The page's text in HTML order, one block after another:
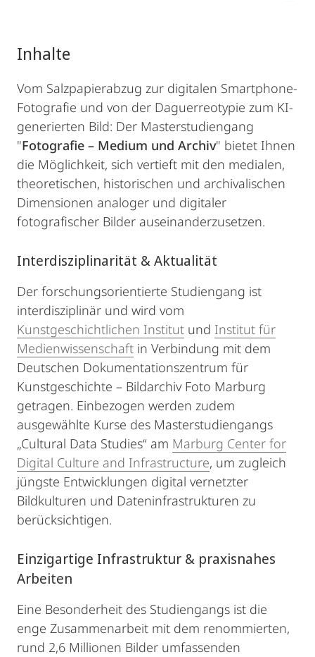
Inhalte
Vom Salzpapierabzug zur digitalen Smartphone-
Fotografie und von der Daguerreotypie zum KI-
generierten Bild: Der Masterstudiengang
"Fotografie – Medium und Archiv" bietet Ihnen
die Möglichkeit, sich vertieft mit den medialen,
theoretischen, historischen und archivalischen
Dimensionen analoger und digitaler
fotografischer Bilder auseinanderzusetzen.
Interdisziplinarität & Aktualität
Der forschungsorientierte Studiengang ist
interdisziplinär und wird vom
Kunstgeschichtlichen Institut und Institut für
Medienwissenschaft in Verbindung mit dem
Deutschen Dokumentationszentrum für
Kunstgeschichte – Bildarchiv Foto Marburg
getragen. Einbezogen werden zudem
ausgewählte Kurse des Masterstudiengangs
„Cultural Data Studies“ am Marburg Center for
Digital Culture and Infrastructure, um zugleich
jüngste Entwicklungen digital vernetzter
Bildkulturen und Dateninfrastrukturen zu
berücksichtigen.
Einzigartige Infrastruktur & praxisnahes
Arbeiten
Eine Besonderheit des Studiengangs ist die
enge Zusammenarbeit mit dem renommierten,
rund 2,6 Millionen Bilder umfassenden